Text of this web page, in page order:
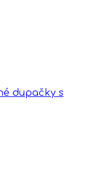
dupačky s